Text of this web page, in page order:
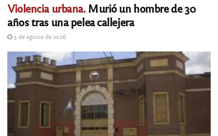
Violencia urbana.Murió un hombre de 30
años tras una pelea callejera
5 de agosto de 2026